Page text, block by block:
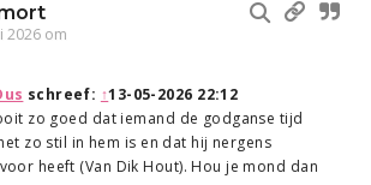
2026 om
schreef: ↑13-05-2026 22:12
zo goed dat iemand de godganse tijd
zo stil in hem is en dat hij nergens
heeft (Van Dik Hout). Hou je mond dan